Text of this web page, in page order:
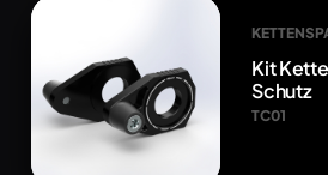
Kit
Schutz
TC01